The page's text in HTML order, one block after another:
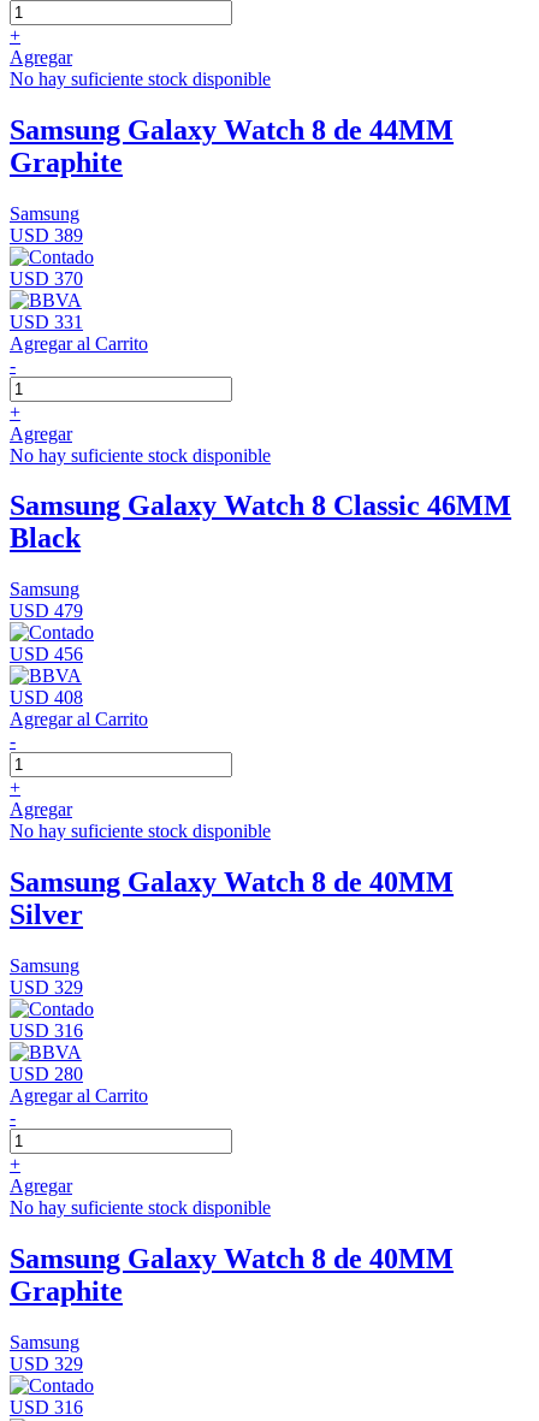
+
Agregar
No hay suficiente stock disponible
Samsung Galaxy Watch 8 de 44MM
Graphite
Samsung
USD 389
USD 370
USD 331
Agregar al Carrito
-
+
Agregar
No hay suficiente stock disponible
Samsung Galaxy Watch 8 Classic 46MM
Black
Samsung
USD 479
USD 456
USD 408
Agregar al Carrito
-
+
Agregar
No hay suficiente stock disponible
Samsung Galaxy Watch 8 de 40MM
Silver
Samsung
USD 329
USD 316
USD 280
Agregar al Carrito
-
+
Agregar
No hay suficiente stock disponible
Samsung Galaxy Watch 8 de 40MM
Graphite
Samsung
USD 329
USD 316